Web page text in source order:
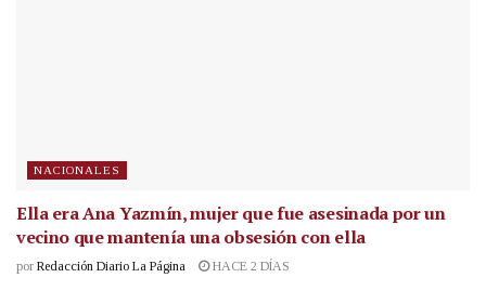
NACIONALES
Ella era Ana Yazmín, mujer que fue asesinada por un
vecino que mantenía una obsesión con ella
por Redacción Diario La Página HACE 2 DÍAS